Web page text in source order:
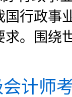
行政事
求。围绕
计师